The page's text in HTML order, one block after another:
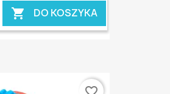
 DO KOSZYKA